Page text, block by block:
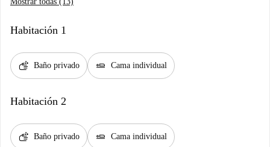
Habitación 1
soap Baño privado airline_seat_flat Cama individual
Habitación 2
soap Baño privado airline_seat_flat Cama individual